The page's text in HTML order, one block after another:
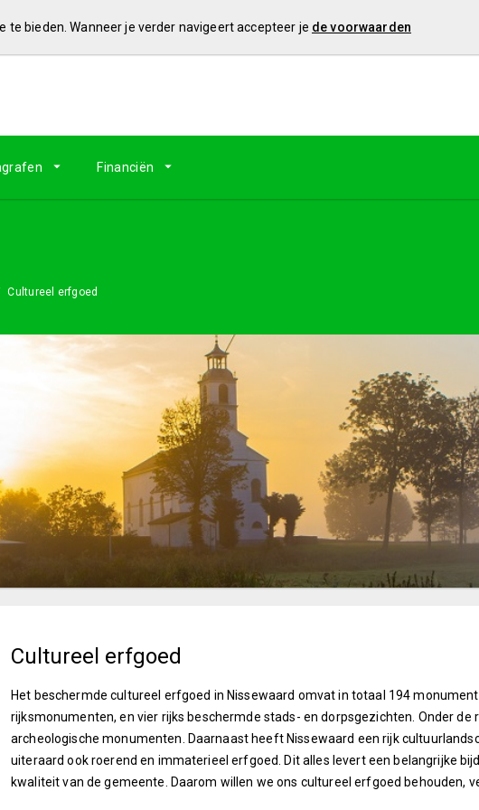
te bieden. Wanneer je verder navigeert accepteer je de voorwaarden
Financiën
Cultureel erfgoed
Cultureel erfgoed
Het beschermde cultureel erfgoed in Nissewaard omvat in totaal 194
rijksmonumenten, en vier rijks beschermde stads- en dorpsgezichten. Onder
archeologische monumenten. Daarnaast heeft Nissewaard een rijk
uiteraard ook roerend en immaterieel erfgoed. Dit alles levert een belangrijke
kwaliteit van de gemeente. Daarom willen we ons cultureel erfgoed behouden,